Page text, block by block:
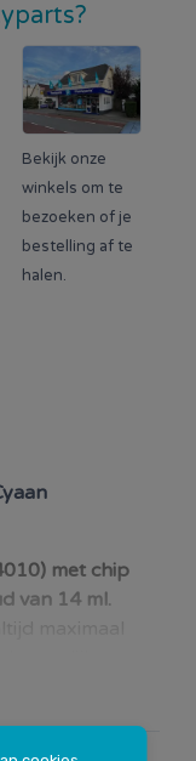
Bekijk onze
winkels om te
bezoeken of je
bestelling af te
halen.
met chip
van 14 ml.
die ook de